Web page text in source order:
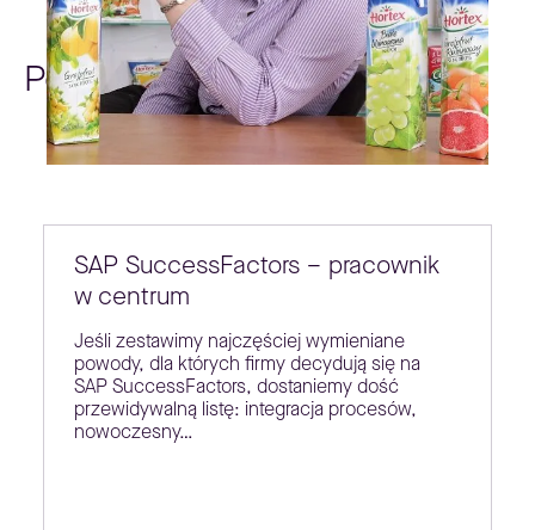
Poradniki
SAP SuccessFactors – pracownik
w centrum
Jeśli zestawimy najczęściej wymieniane
powody, dla których firmy decydują się na
SAP SuccessFactors, dostaniemy dość
przewidywalną listę: integracja procesów,
nowoczesny…